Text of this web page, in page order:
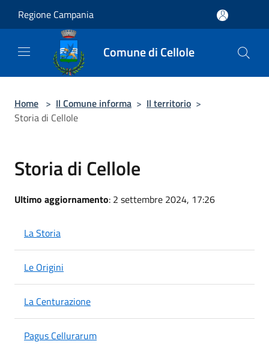
Regione Campania
Comune di Cellole
Home > Il Comune informa > Il territorio >
Storia di Cellole
Storia di Cellole
Ultimo aggiornamento: 2 settembre 2024, 17:26
La Storia
Le Origini
La Centurazione
Pagus Cellurarum